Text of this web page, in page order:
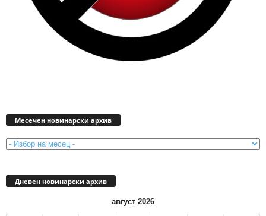
Месечен новинарски архив
Дневен новинарски архив
август 2026